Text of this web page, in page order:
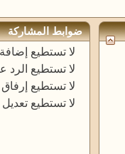
ضوابط المشاركة
لا تستطيع
لا تستطيع الرد
لا تستطيع
لا تستطيع